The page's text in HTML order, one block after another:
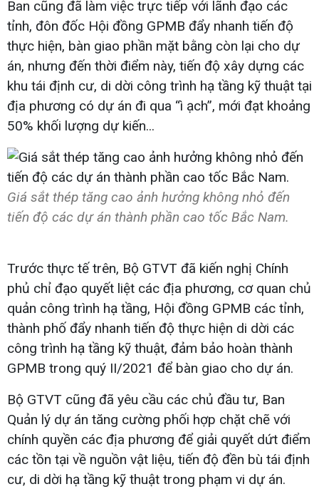
Ban cũng đã làm việc trực tiếp với lãnh đạo các
tỉnh, đôn đốc Hội đồng GPMB đẩy nhanh tiến độ
thực hiện, bàn giao phần mặt bằng còn lại cho dự
án, nhưng đến thời điểm này, tiến độ xây dựng các
khu tái định cư, di dời công trình hạ tầng kỹ thuật tại
địa phương có dự án đi qua “ì ạch”, mới đạt khoảng
50% khối lượng dự kiến...
Giá sắt thép tăng cao ảnh hưởng không nhỏ đến
tiến độ các dự án thành phần cao tốc Bắc Nam.
Trước thực tế trên, Bộ GTVT đã kiến nghị Chính
phủ chỉ đạo quyết liệt các địa phương, cơ quan chủ
quản công trình hạ tầng, Hội đồng GPMB các tỉnh,
thành phố đẩy nhanh tiến độ thực hiện di dời các
công trình hạ tầng kỹ thuật, đảm bảo hoàn thành
GPMB trong quý II/2021 để bàn giao cho dự án.
Bộ GTVT cũng đã yêu cầu các chủ đầu tư, Ban
Quản lý dự án tăng cường phối hợp chặt chẽ với
chính quyền các địa phương để giải quyết dứt điểm
các tồn tại về nguồn vật liệu, tiến độ đền bù tái định
cư, di dời hạ tầng kỹ thuật trong phạm vi dự án.